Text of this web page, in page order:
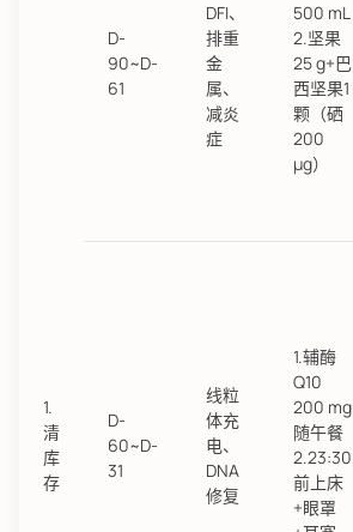
1.
清
库
存
D-
90~D-
61
DFI、
排重
金
属、
减炎
症
500 mL
2.坚果
25 g+巴
西坚果1
颗（硒
200
µg）
D-
60~D-
31
线粒
体充
电、
DNA
修复
1.辅酶
Q10
200 mg
随午餐
2.23:30
前上床
+眼罩